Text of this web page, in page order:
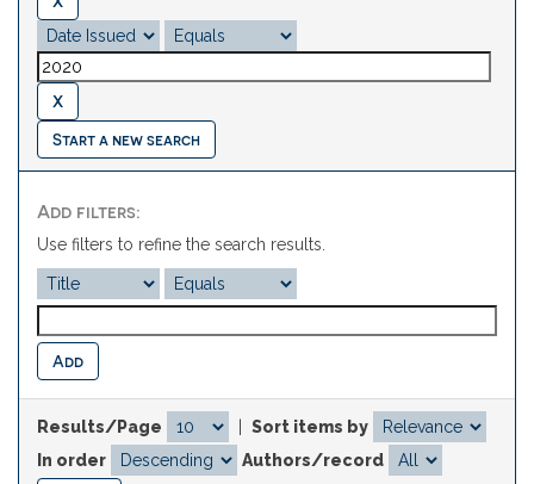
Start a new search
Add filters:
Use filters to refine the search results.
Results/Page
Sort items by
In order
Authors/record